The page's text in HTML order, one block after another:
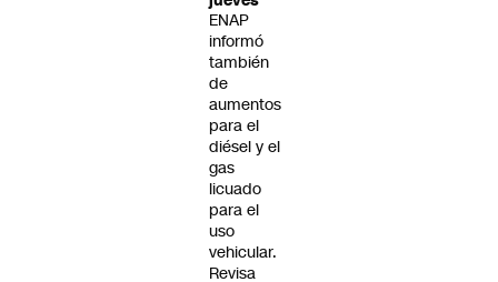
ENAP
informó
también
de
aumentos
para el
diésel y el
gas
licuado
para el
uso
vehicular.
Revisa